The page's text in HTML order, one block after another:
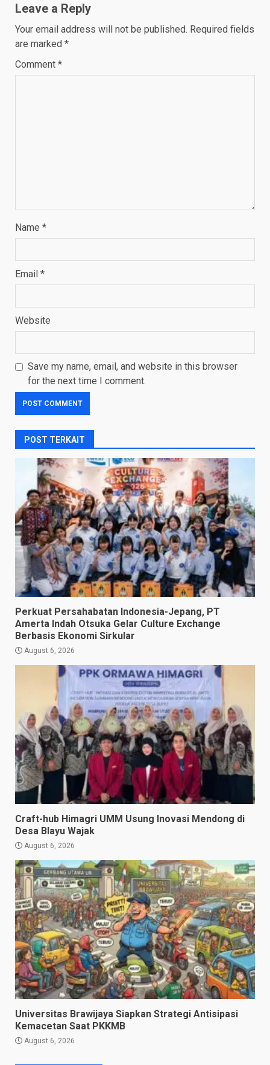
Leave a Reply
Your email address will not be published. Required fields
are marked *
Comment *
Name *
Email *
Website
Save my name, email, and website in this browser
for the next time I comment.
POST TERKAIT
Perkuat Persahabatan Indonesia-Jepang, PT
Amerta Indah Otsuka Gelar Culture Exchange
Berbasis Ekonomi Sirkular
August 6, 2026
Craft-hub Himagri UMM Usung Inovasi Mendong di
Desa Blayu Wajak
August 6, 2026
Universitas Brawijaya Siapkan Strategi Antisipasi
Kemacetan Saat PKKMB
August 6, 2026